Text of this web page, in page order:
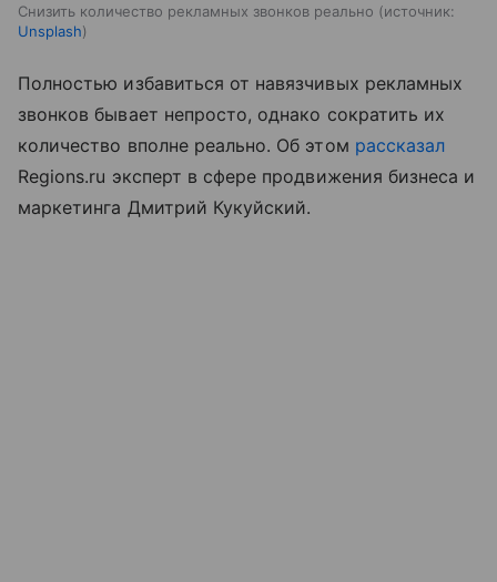
Снизить количество рекламных звонков реально
источник:
Unsplash
Полностью избавиться от навязчивых рекламных
звонков бывает непросто, однако сократить их
количество вполне реально. Об этом рассказал
Regions.ru эксперт в сфере продвижения бизнеса и
маркетинга Дмитрий Кукуйский.